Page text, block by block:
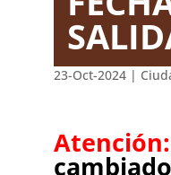
23-Oct-2024|
Atención: